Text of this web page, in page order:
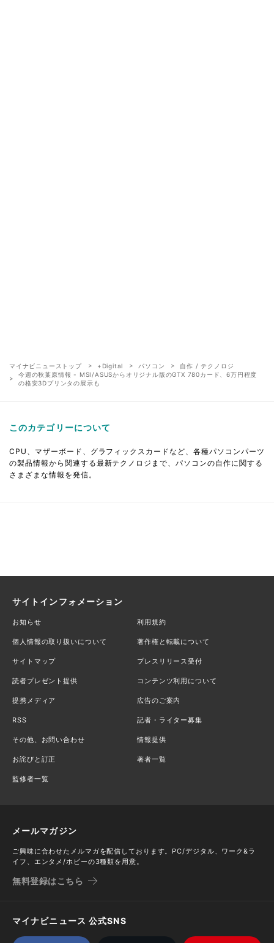
マイナビニューストップ +Digital パソコン
自作 / テクノロジ
今週の秋葉原情報 - MSI/ASUSからオリジナル版のGTX 780カード、6万円程度
の格安3Dプリンタの展示も
このカテゴリーについて
CPU、マザーボード、グラフィックスカードなど、各種パソコンパーツ
の製品情報から関連する最新テクノロジまで、パソコンの自作に関する
さまざまな情報を発信。
サイトインフォメーション
お知らせ 利用規約
個人情報の取り扱いについて 著作権と転載について
サイトマップ プレスリリース受付
読者プレゼント提供 コンテンツ利用について
提携メディア 広告のご案内
RSS 記者・ライター募集
その他、お問い合わせ 情報提供
お詫びと訂正 著者一覧
監修者一覧
メールマガジン
ご興味に合わせたメルマガを配信しております。PC/デジタル、ワーク&ラ
イフ、エンタメ/ホビーの3種類を用意。
無料登録はこちら
マイナビニュース 公式SNS